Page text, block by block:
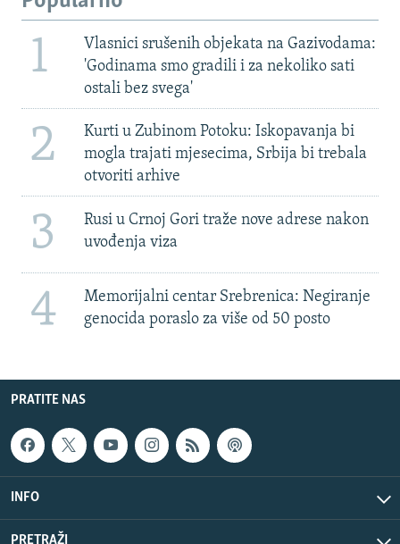
1
Vlasnici srušenih objekata na Gazivodama:
'Godinama smo gradili i za nekoliko sati
ostali bez svega'
2
Kurti u Zubinom Potoku: Iskopavanja bi
mogla trajati mjesecima, Srbija bi trebala
otvoriti arhive
3
Rusi u Crnoj Gori traže nove adrese nakon
uvođenja viza
4
Memorijalni centar Srebrenica: Negiranje
genocida poraslo za više od 50 posto
PRATITE NAS
INFO
PRETRAŽI